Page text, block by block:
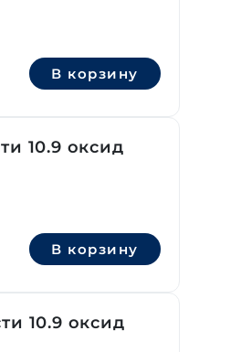
В корзину
10.9 оксид
В корзину
10.9 оксид